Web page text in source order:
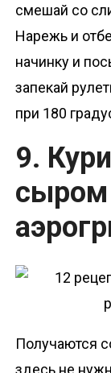
смешай со
Нарежь и
начинку и
запекай
при 180
9.
сыром
Получаются